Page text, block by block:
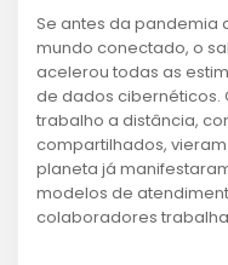
Se antes da pandemia
mundo conectado, o
acelerou todas as
de dados cibernéticos.
trabalho a distância,
compartilhados,
planeta já
modelos de
colaboradores